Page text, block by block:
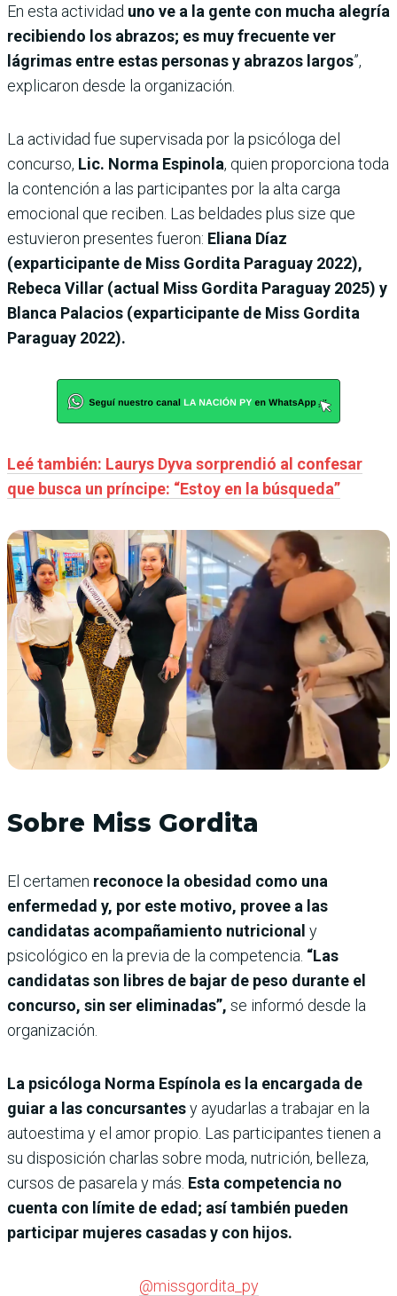
En esta actividad uno ve a la gente con mucha alegría
recibiendo los abrazos; es muy frecuente ver
lágrimas entre estas personas y abrazos largos”,
explicaron desde la organización.
La actividad fue supervisada por la psicóloga del
concurso, Lic. Norma Espinola, quien proporciona toda
la contención a las participantes por la alta carga
emocional que reciben. Las beldades plus size que
estuvieron presentes fueron: Eliana Díaz
(exparticipante de Miss Gordita Paraguay 2022),
Rebeca Villar (actual Miss Gordita Paraguay 2025) y
Blanca Palacios (exparticipante de Miss Gordita
Paraguay 2022).
Leé también: Laurys Dyva sorprendió al confesar
que busca un príncipe: “Estoy en la búsqueda”
Sobre Miss Gordita
El certamen reconoce la obesidad como una
enfermedad y, por este motivo, provee a las
candidatas acompañamiento nutricional y
psicológico en la previa de la competencia. “Las
candidatas son libres de bajar de peso durante el
concurso, sin ser eliminadas”, se informó desde la
organización.
La psicóloga Norma Espínola es la encargada de
guiar a las concursantesy ayudarlas a trabajar en la
autoestima y el amor propio. Las participantes tienen a
su disposición charlas sobre moda, nutrición, belleza,
cursos de pasarela y más. Esta competencia no
cuenta con límite de edad; así también pueden
participar mujeres casadas y con hijos.
@missgordita_py